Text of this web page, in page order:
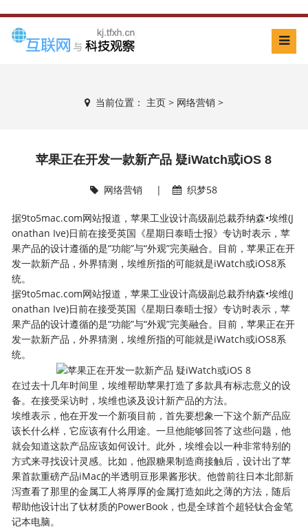
当前位置： 主页> 网络营销 >
苹果正在开发一款新产品 疑iWatch或iOS 8
网络营销 | 织梦58
据9to5mac.com网站报道，苹果工业设计高级副总裁乔纳森•埃维(J
onathan Ive)日前在接受英国《星期日泰晤士报》专访时表示，苹
果产品的设计遵循的是“功能”与“外观”完美融合。目前，苹果正在开
发一款新产品，外界猜测，埃维所指的可能就是iWatch或iOS8系
统。
据9to5mac.com网站报道，苹果工业设计高级副总裁乔纳森•埃维(J
onathan Ive)日前在接受英国《星期日泰晤士报》专访时表示，苹
果产品的设计遵循的是“功能”与“外观”完美融合。目前，苹果正在开
发一款新产品，外界猜测，埃维所指的可能就是iWatch或iOS8系
统。
在过去十几年时间里，埃维帮助苹果打造了多款具有标志意义的设
备。在接受采访时，埃维也谈及设计新产品的方法。
埃维表示，他在开发一个新项目前，首先要想象一下这个新产品应
该长什么样，它应该有什么用途。一旦他能够回答了这些问题，他
就会知道这款产品应该如何设计。此外，埃维会以一种非常特别的
方式来寻找设计灵感。比如，他跟糖果制造商接触后，设计出了苹
果首款重磅产品iMac的半透明豆形果酱形状。他曾前往日本北部新
泻查看了那里的金属工人将厚厚的金属打造如此之薄的方法，随后
帮助他设计出了钛材质的PowerBook，也是全球首个超轻钛合金笔
记本电脑。